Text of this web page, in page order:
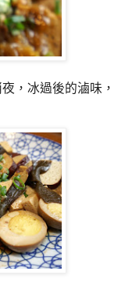
，冰過後的滷味，